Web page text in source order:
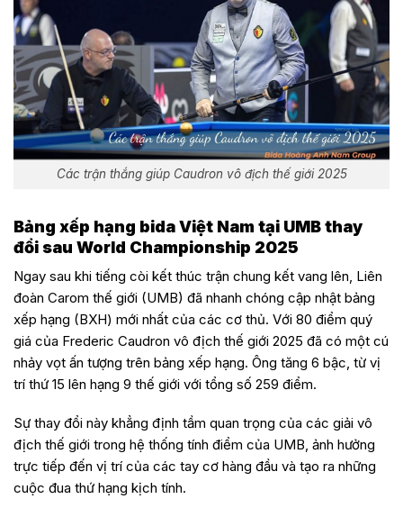
Các trận thắng giúp Caudron vô địch thế giới 2025
Bảng xếp hạng bida Việt Nam tại UMB thay
đổi sau World Championship 2025
Ngay sau khi tiếng còi kết thúc trận chung kết vang lên, Liên
đoàn Carom thế giới (UMB) đã nhanh chóng cập nhật bảng
xếp hạng (BXH) mới nhất của các cơ thủ. Với 80 điểm quý
giá của Frederic Caudron vô địch thế giới 2025 đã có một cú
nhảy vọt ấn tượng trên bảng xếp hạng. Ông tăng 6 bậc, từ vị
trí thứ 15 lên hạng 9 thế giới với tổng số 259 điểm.
Sự thay đổi này khẳng định tầm quan trọng của các giải vô
địch thế giới trong hệ thống tính điểm của UMB, ảnh hưởng
trực tiếp đến vị trí của các tay cơ hàng đầu và tạo ra những
cuộc đua thứ hạng kịch tính.